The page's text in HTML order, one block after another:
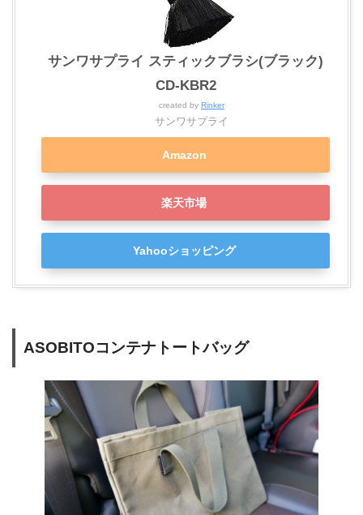
サンワサプライ スティックブラシ(ブラック)
CD-KBR2
created by Rinker
サンワサプライ
Amazon
楽天市場
Yahooショッピング
ASOBITOコンテナトートバッグ